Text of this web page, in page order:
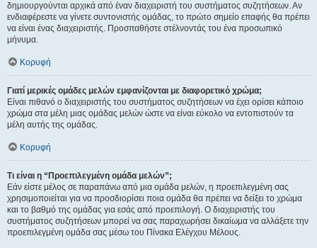
δημιουργούνται αρχικά από έναν διαχειριστή του συστήματος συζητήσεων. Αν
ενδιαφέρεστε να γίνετε συντονιστής ομάδας, το πρώτο σημείο επαφής θα πρέπει
να είναι ένας διαχειριστής. Προσπαθήστε στέλνοντάς του ένα προσωπικό
μήνυμα.
Κορυφή
Γιατί μερικές ομάδες μελών εμφανίζονται με διαφορετικό χρώμα;
Είναι πιθανό ο διαχειριστής του συστήματος συζητήσεων να έχει ορίσει κάποιο
χρώμα στα μέλη μιας ομάδας μελών ώστε να είναι εύκολο να εντοπιστούν τα
μέλη αυτής της ομάδας.
Κορυφή
Τι είναι η “Προεπιλεγμένη ομάδα μελών”;
Εάν είστε μέλος σε παραπάνω από μια ομάδα μελών, η προεπιλεγμένη σας
χρησιμοποιείται για να προσδιορίσει ποια ομάδα θα πρέπει να δείξει το χρώμα
και το βαθμό της ομάδας για εσάς από προεπιλογή. Ο διαχειριστής του
συστήματος συζητήσεων μπορεί να σας παραχωρήσει δικαίωμα να αλλάξετε την
προεπιλεγμένη ομάδα σας μέσω του Πίνακα Ελέγχου Μέλους.